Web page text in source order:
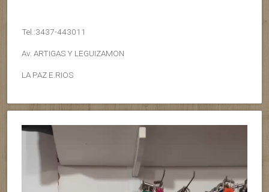
Tel.:3437-443011
Av. ARTIGAS Y LEGUIZAMON
LA PAZ E.RIOS
Reproductor